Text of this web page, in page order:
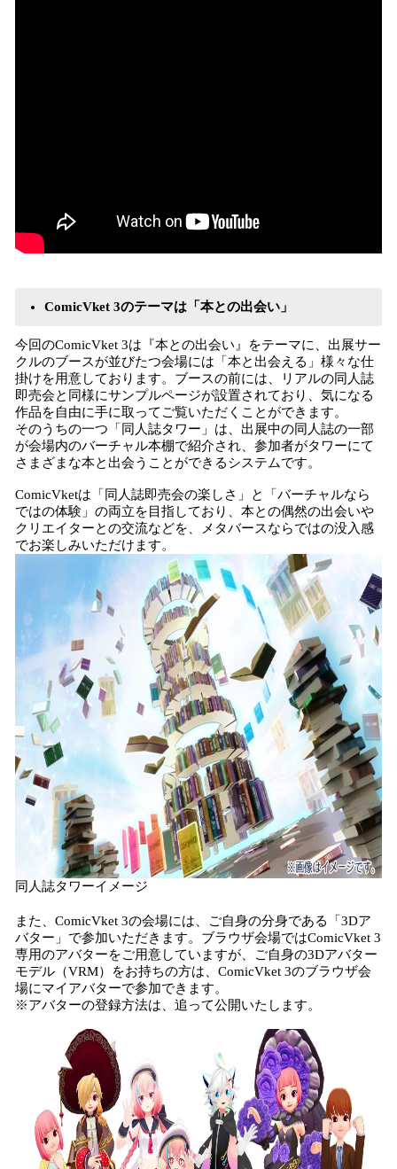
ComicVket 3のテーマは「本との出会い」
今回のComicVket 3は『本との出会い』をテーマに、出展サー
クルのブースが並びたつ会場には「本と出会える」様々な仕
掛けを用意しております。ブースの前には、リアルの同人誌
即売会と同様にサンプルページが設置されており、気になる
作品を自由に手に取ってご覧いただくことができます。
そのうちの一つ「同人誌タワー」は、出展中の同人誌の一部
が会場内のバーチャル本棚で紹介され、参加者がタワーにて
さまざまな本と出会うことができるシステムです。
ComicVketは「同人誌即売会の楽しさ」と「バーチャルなら
ではの体験」の両立を目指しており、本との偶然の出会いや
クリエイターとの交流などを、メタバースならではの没入感
でお楽しみいただけます。
同人誌タワーイメージ
また、ComicVket 3の会場には、ご自身の分身である「3Dア
バター」で参加いただきます。ブラウザ会場ではComicVket 3
専用のアバターをご用意していますが、ご自身の3Dアバター
モデル（VRM）をお持ちの方は、ComicVket 3のブラウザ会
場にマイアバターで参加できます。
※アバターの登録方法は、追って公開いたします。